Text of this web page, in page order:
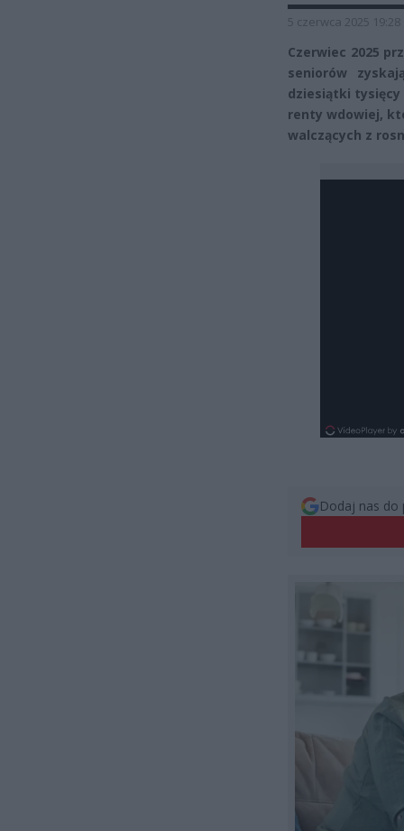
5 czerwca 2025 19:28
Czerwiec 2025
seniorów
dziesiątki tysięcy
renty wdowiej,
walczących z
Dodaj nas do